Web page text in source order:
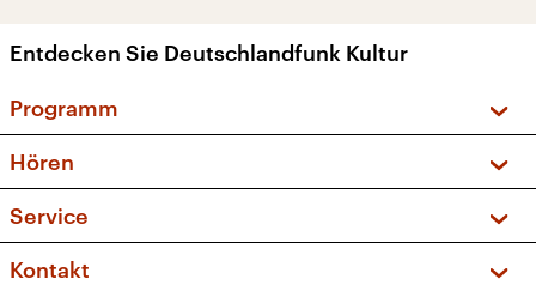
Entdecken Sie Deutschlandfunk Kultur
Programm
Sendungen und Podcasts
Musikliste
Kakadu – Das Kinderprogramm
Hören
Frequenzen (UKW + DAB+)
Service
FAQ
Kontakt